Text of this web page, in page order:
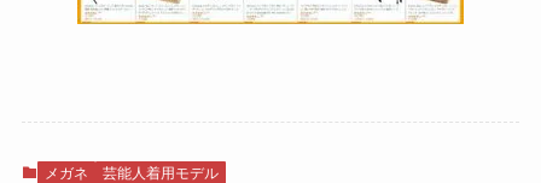
メガネ 芸能人着用モデル